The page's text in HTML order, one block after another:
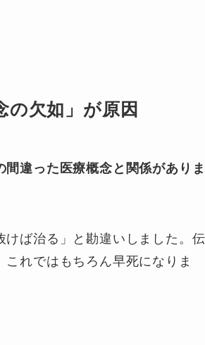
の欠如」が原因
間違った医療概念と関係がありま
ば治る」と勘違いしました。伝
れではもちろん早死になりま